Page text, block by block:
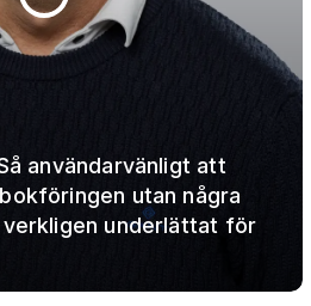
användarvänligt att
utan några
underlättat för